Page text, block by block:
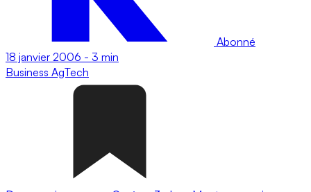
Abonné
18 janvier 2006 - 3 min
Business AgTech